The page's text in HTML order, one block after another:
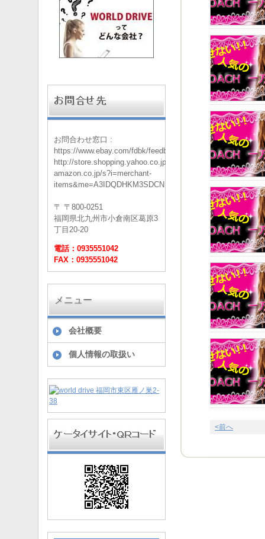
お問合わせ窓口 :
https://www.ebay.com/fdbk/feedback_profile/worlddrive
http://store.shopping.yahoo.co.jp/worlddrive/info.html
amazon.co.jp/s?i=merchant-
items&me=A3IDQDHKM3SDCN
〒 〒800-0251
福岡県北九州市小倉南区葛原3
丁目20-20
電話：0935551042
FAX：0935551042
メニュー
会社概要
個人情報の取扱い
<前へ